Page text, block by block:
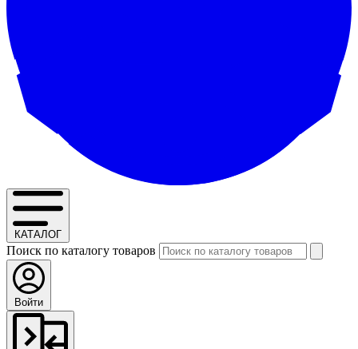
КАТАЛОГ
Поиск по каталогу товаров
Войти